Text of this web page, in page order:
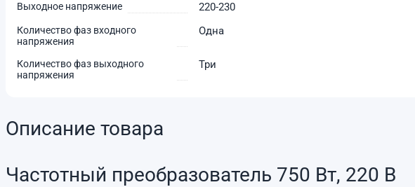
Выходное напряжение 220-230
Количество фаз входного
напряжения
Одна
Количество фаз выходного
напряжения
Три
Описание товара
Частотный преобразователь 750 Вт, 220 В